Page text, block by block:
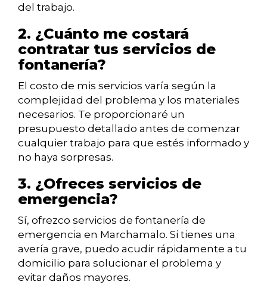
del trabajo.
2. ¿Cuánto me costará
contratar tus servicios de
fontanería?
El costo de mis servicios varía según la
complejidad del problema y los materiales
necesarios. Te proporcionaré un
presupuesto detallado antes de comenzar
cualquier trabajo para que estés informado y
no haya sorpresas.
3. ¿Ofreces servicios de
emergencia?
Sí, ofrezco servicios de fontanería de
emergencia en Marchamalo. Si tienes una
avería grave, puedo acudir rápidamente a tu
domicilio para solucionar el problema y
evitar daños mayores.